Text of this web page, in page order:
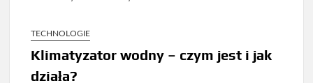
TECHNOLOGIE
Klimatyzator wodny – czym jest i jak
działa?